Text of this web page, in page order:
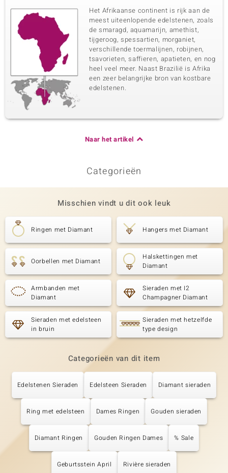
Het Afrikaanse continent is rijk aan de
meest uiteenlopende edelstenen, zoals
de smaragd, aquamarijn, amethist,
tijgeroog, spessartien, morganiet,
verschillende toermalijnen, robijnen,
tsavorieten, saffieren, apatieten, en nog
heel veel meer. Naast Brazilië is Afrika
een zeer belangrijke bron van kostbare
edelstenen.
Naar het artikel
Categorieën
Misschien vindt u dit ook leuk
Ringen met Diamant Hangers met Diamant
Oorbellen met Diamant
Halskettingen met
Diamant
Armbanden met
Diamant
Sieraden met I2
Champagner Diamant
Sieraden met edelsteen
in bruin
Sieraden met hetzelfde
type design
Categorieën van dit item
Edelstenen Sieraden Edelsteen Sieraden Diamant sieraden
Ring met edelsteen Dames Ringen Gouden sieraden
Diamant Ringen Gouden Ringen Dames % Sale
Geburtsstein April Rivière sieraden